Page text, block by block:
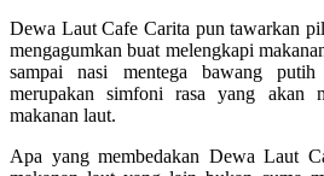
Dewa Laut Cafe Carita pun tawarkan
mengagumkan buat melengkapi
sampai nasi mentega bawang
merupakan simfoni rasa yang akan
makanan laut.
Apa yang membedakan Dewa Laut